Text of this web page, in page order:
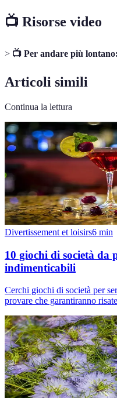
📺 Risorse video
> 📺 Per andare più lontano:
Articoli simili
Continua la lettura
Divertissement et loisirs6 min
10 giochi di società da
indimenticabili
Cerchi giochi di società per
provare che garantiranno